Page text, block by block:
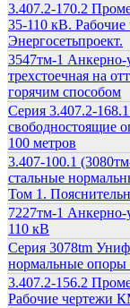
3.407.2-170.2
35-110 кВ.
Энергосетьпроект.
3547тм-1 Анкерно-
трехстоечная на
горячим способом
Серия 3.407.2-
свободностоящие
100 метров
3.407-100.1
стальные
Том 1.
7227тм-1
110 кВ
Серия 3078tm
нормальные
3.407.2-156.2
Рабочие чертежи